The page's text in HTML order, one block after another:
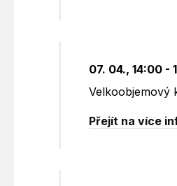
07. 04., 14:00 -
Velkoobjemový
Přejít na více